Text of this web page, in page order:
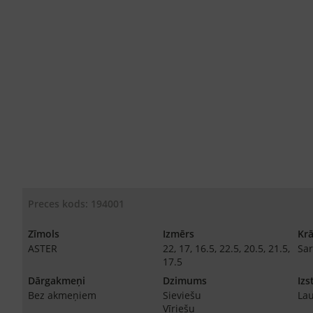
Preces kods: 194001
Zīmols
ASTER
Izmērs
22, 17, 16.5, 22.5, 20.5, 21.5,
17.5
Dārgakmeņi
Bez akmeņiem
Dzimums
Sieviešu
Vīriešu